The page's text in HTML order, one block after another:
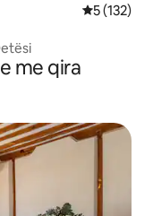
Vlerësimi
5 (132)
me qira